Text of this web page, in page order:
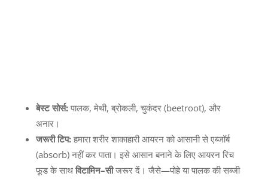
बेस्ट सोर्स: पालक, मेथी, ब्रोकली, चुकंदर(beetroot), और
अनार।
जरूरी टिप: हमारा शरीर शाकाहारी आयरन को आसानी से एब्जॉर्ब
(absorb) नहीं कर पाता। इसे आसान बनाने के लिए आयरन रिच
फूड के साथ विटामिन–सीजरूर दें। जैसे—पोहे या पालक की सब्जी